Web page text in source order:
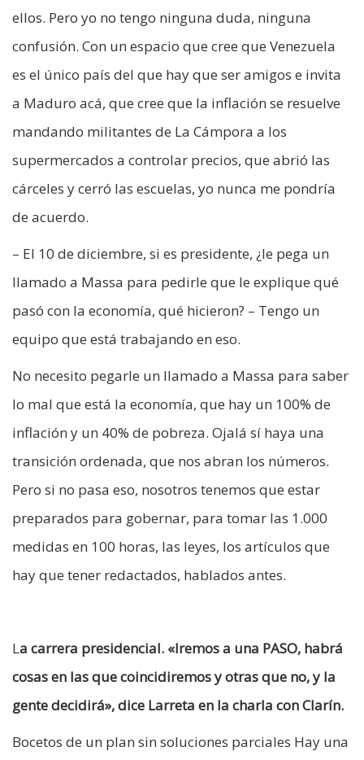
ellos. Pero yo no tengo ninguna duda, ninguna
confusión. Con un espacio que cree que Venezuela
es el único país del que hay que ser amigos e invita
a Maduro acá, que cree que la inflación se resuelve
mandando militantes de La Cámpora a los
supermercados a controlar precios, que abrió las
cárceles y cerró las escuelas, yo nunca me pondría
de acuerdo.
– El 10 de diciembre, si es presidente, ¿le pega un
llamado a Massa para pedirle que le explique qué
pasó con la economía, qué hicieron? – Tengo un
equipo que está trabajando en eso.
No necesito pegarle un llamado a Massa para saber
lo mal que está la economía, que hay un 100% de
inflación y un 40% de pobreza. Ojalá sí haya una
transición ordenada, que nos abran los números.
Pero si no pasa eso, nosotros tenemos que estar
preparados para gobernar, para tomar las 1.000
medidas en 100 horas, las leyes, los artículos que
hay que tener redactados, hablados antes.
La carrera presidencial. «Iremos a una PASO, habrá
cosas en las que coincidiremos y otras que no, y la
gente decidirá», dice Larreta en la charla con Clarín.
Bocetos de un plan sin soluciones parciales Hay una